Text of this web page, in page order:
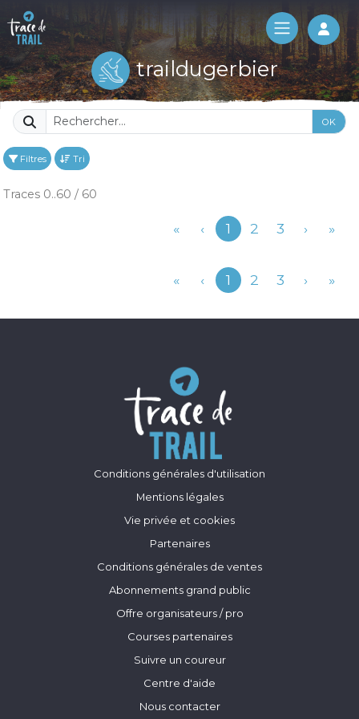
Log
traildugerbier
OK
Filtres Tri
Traces 0..60 / 60
« ‹Précédent
1 2 3 › »
« ‹Précédent
1 2 3 › »
Conditions générales d'utilisation
Mentions légales
Vie privée et cookies
Partenaires
Conditions générales de ventes
Abonnements grand public
Offre organisateurs / pro
Courses partenaires
Suivre un coureur
Centre d'aide
Nous contacter